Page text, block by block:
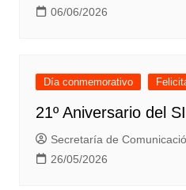
06/06/2026
Día conmemorativo
21º Aniversario del
Secretaría de
26/05/2026